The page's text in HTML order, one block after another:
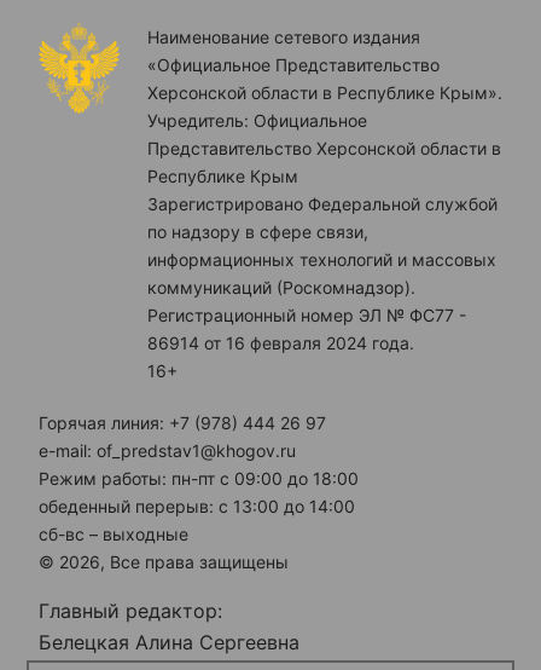
Наименование сетевого издания
«Официальное Представительство
Херсонской области в Республике Крым».
Учредитель: Официальное
Представительство Херсонской области в
Республике Крым
Зарегистрировано Федеральной службой
по надзору в сфере связи,
информационных технологий и массовых
коммуникаций (Роскомнадзор).
Регистрационный номер ЭЛ № ФС77 -
86914 от 16 февраля 2024 года.
16+
Горячая линия: +7 (978) 444 26 97
e-mail: of_predstav1@khogov.ru
Режим работы: пн-пт с 09:00 до 18:00
обеденный перерыв: с 13:00 до 14:00
сб-вс – выходные
© 2026, Все права защищены
Главный редактор:
Белецкая Алина Сергеевна